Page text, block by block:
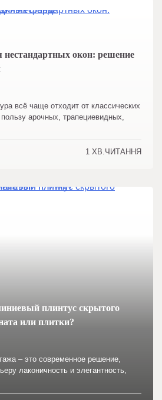
окон: решение
всё чаще отходит от классических
арочных, трапециевидных,
1 ХВ.ЧИТАННЯ
плинтус скрытого
или плитки?
– это современное решение,
лаконичность и элегантность,